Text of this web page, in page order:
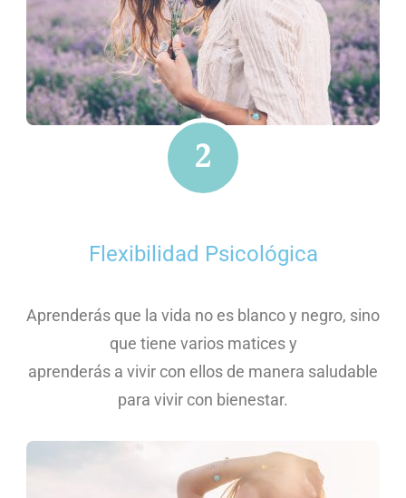
Flexibilidad Psicológica
Aprenderás que la vida no es blanco y negro, sino
que tiene varios matices y
aprenderás a vivir con ellos de manera saludable
para vivir con bienestar.